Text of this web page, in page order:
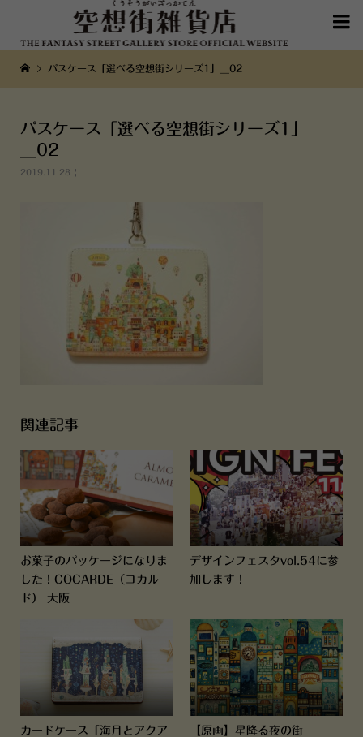

パスケース「選べる空想街シリーズ1」__02
パスケース「選べる空想街シリーズ1」
__02
2019.11.28
関連記事
お菓子のパッケージになりま
した！COCARDE（コカル
ド） 大阪
デザインフェスタvol.54に参
加します！
カードケース「海月とアクア
【原画】星降る夜の街